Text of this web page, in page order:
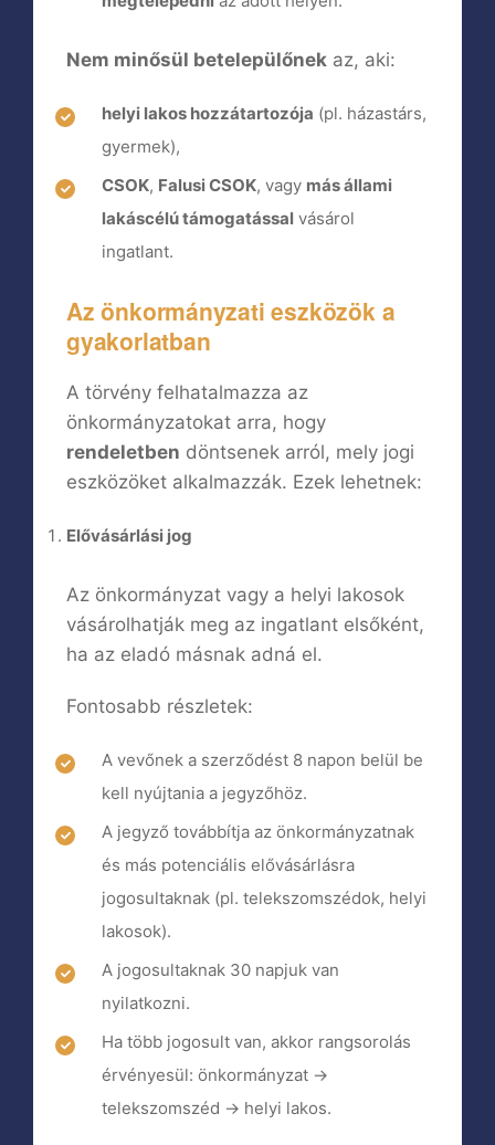
Nem minősül betelepülőnek az, aki:
helyi lakos hozzátartozója (pl. házastárs,
gyermek),
CSOK, Falusi CSOK, vagy más állami
lakáscélú támogatással vásárol
ingatlant.
Az önkormányzati eszközök a
gyakorlatban
A törvény felhatalmazza az
önkormányzatokat arra, hogy
rendeletben döntsenek arról, mely jogi
eszközöket alkalmazzák. Ezek lehetnek:
Elővásárlási jog
Az önkormányzat vagy a helyi lakosok
vásárolhatják meg az ingatlant elsőként,
ha az eladó másnak adná el.
Fontosabb részletek:
A vevőnek a szerződést 8 napon belül be
kell nyújtania a jegyzőhöz.
A jegyző továbbítja az önkormányzatnak
és más potenciális elővásárlásra
jogosultaknak (pl. telekszomszédok, helyi
lakosok).
A jogosultaknak 30 napjuk van
nyilatkozni.
Ha több jogosult van, akkor rangsorolás
érvényesül: önkormányzat →
telekszomszéd → helyi lakos.